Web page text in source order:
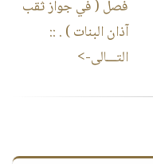
فصل ( في جواز ثقب
آذان البنات ) . ::
التـــالى->